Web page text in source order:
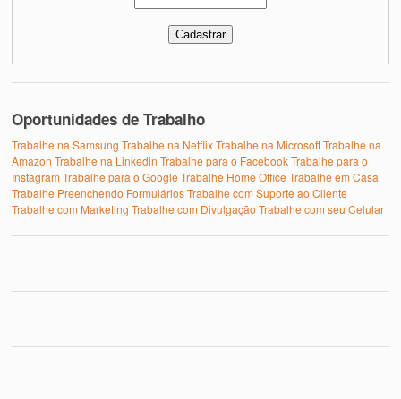
Oportunidades de Trabalho
Trabalhe na Samsung Trabalhe na NetflixTrabalhe na MicrosoftTrabalhe na
Amazon Trabalhe na Linkedin Trabalhe para o FacebookTrabalhe para o
Instagram Trabalhe para o Google Trabalhe Home Office Trabalhe em Casa
Trabalhe Preenchendo FormuláriosTrabalhe com Suporte ao Cliente
Trabalhe com Marketing Trabalhe com Divulgação Trabalhe com seu Celular